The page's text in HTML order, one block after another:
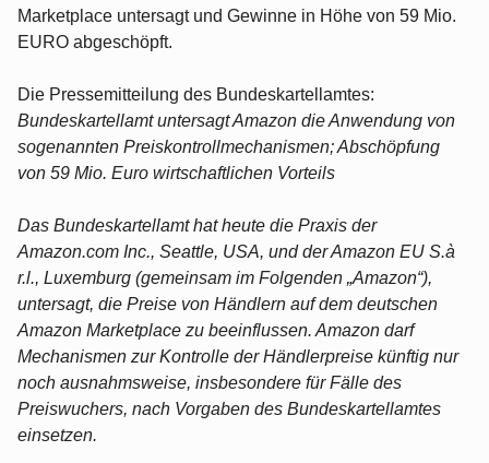
Marketplace untersagt und Gewinne in Höhe von 59 Mio.
EURO abgeschöpft.
Die Pressemitteilung des Bundeskartellamtes:
Bundeskartellamt untersagt Amazon die Anwendung von
sogenannten Preiskontrollmechanismen; Abschöpfung
von 59 Mio. Euro wirtschaftlichen Vorteils
Das Bundeskartellamt hat heute die Praxis der
Amazon.com Inc., Seattle, USA, und der Amazon EU S.à
r.l., Luxemburg (gemeinsam im Folgenden „Amazon“),
untersagt, die Preise von Händlern auf dem deutschen
Amazon Marketplace zu beeinflussen. Amazon darf
Mechanismen zur Kontrolle der Händlerpreise künftig nur
noch ausnahmsweise, insbesondere für Fälle des
Preiswuchers, nach Vorgaben des Bundeskartellamtes
einsetzen.